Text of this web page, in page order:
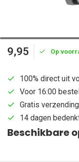
9,95 Op
100% direct uit
Voor 16:00
Gratis
14 dagen
Beschikbare